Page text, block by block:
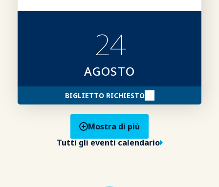
24
AGOSTO
BIGLIETTO RICHIESTO
Mostra di più
Tutti gli eventi calendario